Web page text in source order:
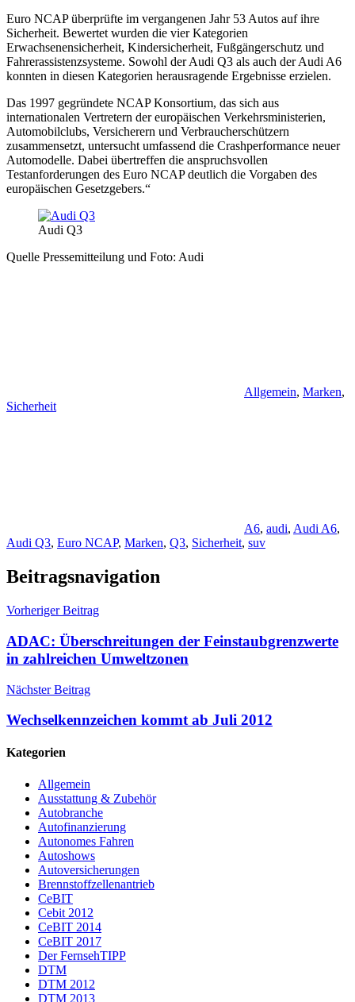
Euro NCAP überprüfte im vergangenen Jahr 53 Autos auf ihre
Sicherheit. Bewertet wurden die vier Kategorien
Erwachsenensicherheit, Kindersicherheit, Fußgängerschutz und
Fahrerassistenzsysteme. Sowohl der Audi Q3 als auch der Audi A6
konnten in diesen Kategorien herausragende Ergebnisse erzielen.
Das 1997 gegründete NCAP Konsortium, das sich aus
internationalen Vertretern der europäischen Verkehrsministerien,
Automobilclubs, Versicherern und Verbraucher­schützern
zusammensetzt, untersucht umfassend die Crashperformance neuer
Automodelle. Dabei übertreffen die anspruchsvollen
Testanforderungen des Euro NCAP deutlich die Vorgaben des
europäischen Gesetzgebers.“
Audi Q3
Quelle Pressemitteilung und Foto: Audi
Allgemein, Marken,
Sicherheit
A6, audi, Audi A6,
Audi Q3, Euro NCAP, Marken, Q3, Sicherheit, suv
Beitragsnavigation
Vorheriger Beitrag
ADAC: Überschreitungen der Feinstaubgrenzwerte
in zahlreichen Umweltzonen
Nächster Beitrag
Wechselkennzeichen kommt ab Juli 2012
Kategorien
Allgemein
Ausstattung & Zubehör
Autobranche
Autofinanzierung
Autonomes Fahren
Autoshows
Autoversicherungen
Brennstoffzellenantrieb
CeBIT
Cebit 2012
CeBIT 2014
CeBIT 2017
Der FernsehTIPP
DTM
DTM 2012
DTM 2013